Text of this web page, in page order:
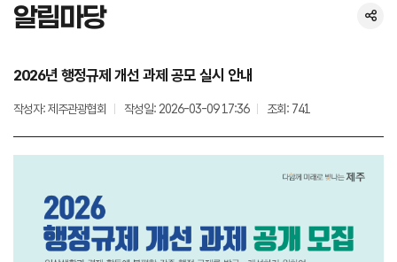
알림마당
2026년 행정규제 개선 과제 공모 실시 안내
작성자: 제주관광협회 작성일: 2026-03-09 17:36 조회: 741